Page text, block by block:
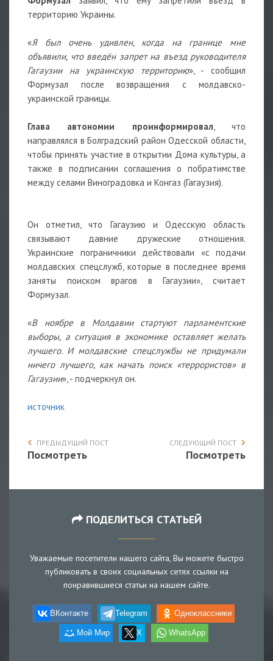
территорию Украины.
«Я был очень удивлен, когда на границе мне
объявили, что введён запрет на въезд руководителя
Гагаузии на украинскую территорию», - сообщил
Формузал после возвращения с молдавско-
украинской границы.
Глава автономии проинформировал , что
направлялся в Болградский район Одесской области,
чтобы принять участие в открытии Дома культуры, а
также в подписании соглашения о побратимстве
между селами Виноградовка и Конгаз (Гагаузия).
Он отметил, что Гагаузию и Одесскую область
связывают давние дружеские отношения.
Украинские пограничники действовали «с подачи
молдавских спецслужб, которые в последнее время
заняты поиском врагов в Гагаузии», считает
Формузал.
«В ноябре в Молдавии стартуют парламентские
выборы, а ситуация в экономике оставляет желать
лучшего. И молдавские спецслужбы не придумали
ничего лучшего, как начать поиск «террористов» в
Гагаузии», - подчеркнул он.
источник
ПРЕДЫДУЩИЙ ПОСТ
Посмотреть
СЛЕДУЮЩИЙ ПОСТ
Посмотреть
ПОДЕЛИТЬСЯ СТАТЬЕЙ
Уважаемые посетители нашего сайта, Вы можете быстро
публиковать в своих социальных сетях ссылки на
понравившиеся статьи на нашем сайте.
ВКонтакте Telegram Одноклассники
Мой Мир X WhatsApp